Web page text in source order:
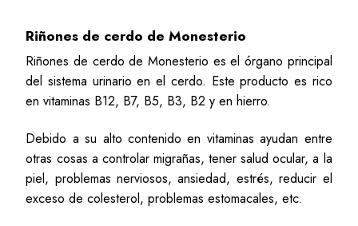
Riñones de cerdo de Monesterio
Riñones de cerdo de Monesterio es el órgano principal
del sistema urinario en el cerdo. Este producto es rico
en vitaminas B12, B7, B5, B3, B2 y en hierro.
Debido a su alto contenido en vitaminas ayudan entre
otras cosas a controlar migrañas, tener salud ocular, a la
piel, problemas nerviosos, ansiedad, estrés, reducir el
exceso de colesterol, problemas estomacales, etc.